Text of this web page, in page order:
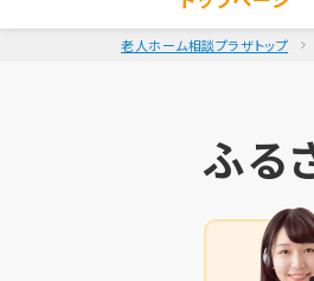
老人ホーム相談プラザトップ
ふる